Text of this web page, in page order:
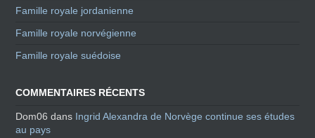
Famille royale jordanienne
Famille royale norvégienne
Famille royale suédoise
COMMENTAIRES RÉCENTS
Dom06 dans Ingrid Alexandra de Norvège continue ses études
au pays